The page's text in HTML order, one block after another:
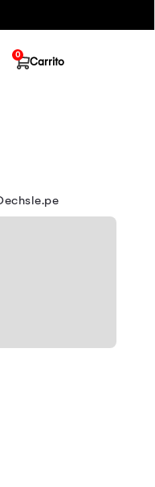
Carrito
0